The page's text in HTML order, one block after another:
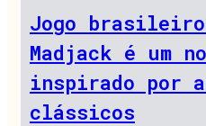
Jogo
Madjack é um
inspirado por
clássicos